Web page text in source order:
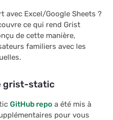
avec Excel/Google Sheets ?
ce qui rend Grist
de cette manière,
familiers avec les
grist-static
GitHub repo a été mis à
pour vous